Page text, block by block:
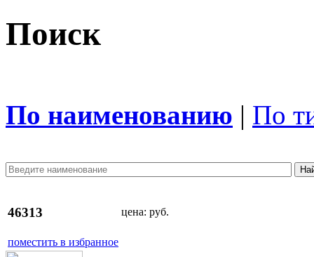
Поиск
По наименованию | По
46313 цена: руб.
поместить в избранное